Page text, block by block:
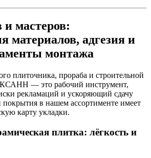
и мастеров:
материалов, адгезия и
монтажа
плиточника, прораба и строительной
— это рабочий инструмент,
рекламаций и ускоряющий сдачу
в нашем ассортименте имеет
карту укладки.
плитка: лёгкость и